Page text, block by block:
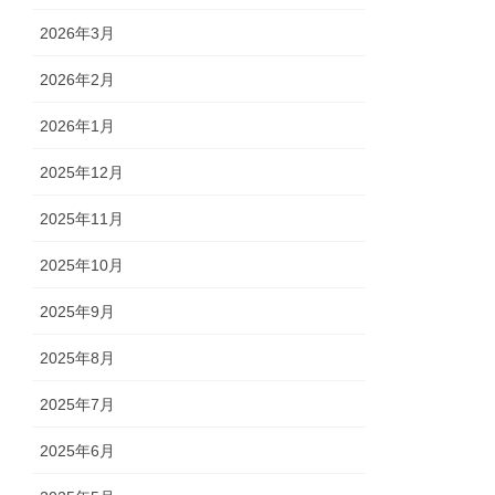
2026年3月
2026年2月
2026年1月
2025年12月
2025年11月
2025年10月
2025年9月
2025年8月
2025年7月
2025年6月